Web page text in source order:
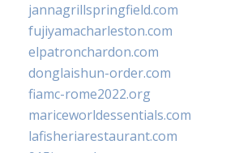
jannagrillspringfield.com
fujiyamacharleston.com
elpatronchardon.com
donglaishun-order.com
fiamc-rome2022.org
mariceworldessentials.com
lafisheriarestaurant.com